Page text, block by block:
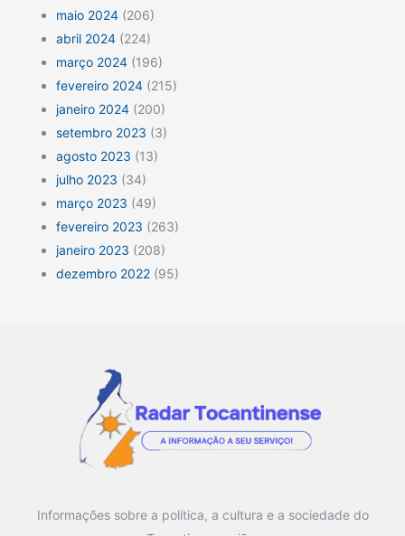
maio 2024 (206)
abril 2024 (224)
março 2024 (196)
fevereiro 2024 (215)
janeiro 2024 (200)
setembro 2023 (3)
agosto 2023 (13)
julho 2023 (34)
março 2023 (49)
fevereiro 2023 (263)
janeiro 2023 (208)
dezembro 2022 (95)
Informações sobre a política, a cultura e a sociedade do